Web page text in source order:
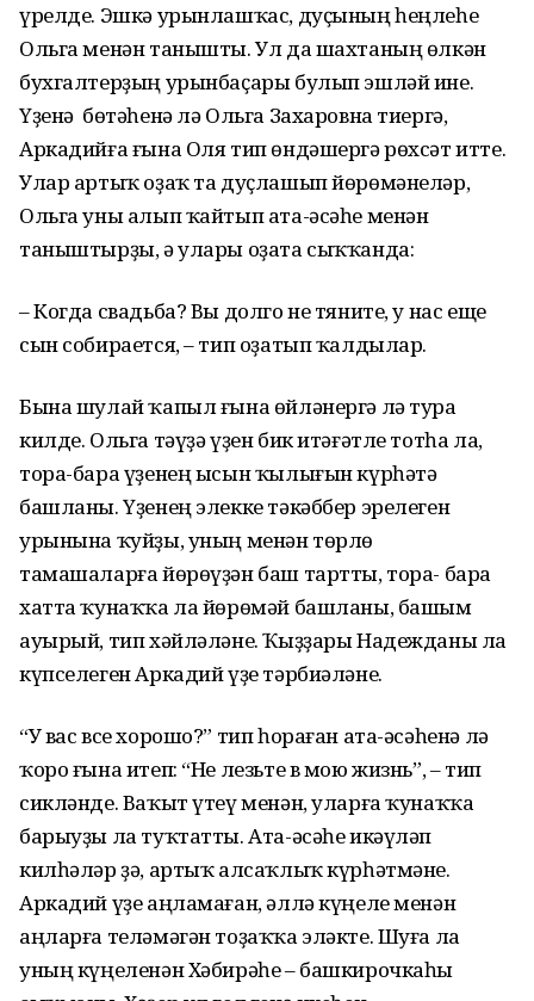
үрелде. Эшкә урынлашҡас, дуҫының һеңлеһе
Ольга менән танышты. Ул да шахтаның өлкән
бухгалтерҙың урынбаҫары булып эшләй ине.
Үҙенә бөтәһенә лә Ольга Захаровна тиергә,
Аркадийға ғына Оля тип өндәшергә рөхсәт итте.
Улар артыҡ оҙаҡ та дуҫлашып йөрөмәнеләр,
Ольга уны алып ҡайтып ата-әсәһе менән
таныштырҙы, ә улары оҙата сыҡҡанда:
– Когда свадьба? Вы долго не тяните, у нас еще
сын собирается, – тип оҙатып ҡалдылар.
Бына шулай ҡапыл ғына өйләнергә лә тура
килде. Ольга тәүҙә үҙен бик итәғәтле тотһа ла,
тора-бара үҙенең ысын ҡылығын күрһәтә
башланы. Үҙенең элекке тәкәббер эрелеген
урынына ҡуйҙы, уның менән төрлө
тамашаларға йөрөүҙән баш тартты, тора- бара
хатта ҡунаҡҡа ла йөрөмәй башланы, башым
ауырый, тип хәйләләне. Ҡыҙҙары Надежданы ла
күпселеген Аркадий үҙе тәрбиәләне.
“У вас все хорошо?” тип һораған ата-әсәһенә лә
ҡоро ғына итеп: “Не лезьте в мою жизнь”, – тип
сикләнде. Ваҡыт үтеү менән, уларға ҡунаҡҡа
барыуҙы ла туҡтатты. Ата-әсәһе икәүләп
килһәләр ҙә, артыҡ алсаҡлыҡ күрһәтмәне.
Аркадий үҙе аңламаған, әллә күңеле менән
аңларға теләмәгән тоҙаҡҡа эләкте. Шуға ла
уның күңеленән Хәбирәһе – башкирочкаһы